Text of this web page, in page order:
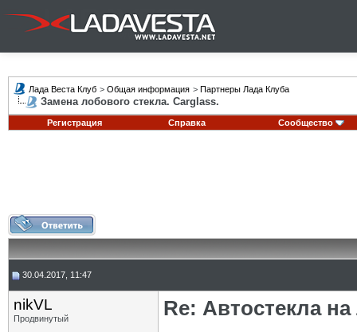
Лада Веста Клуб > Общая информация > Партнеры Лада Клуба
Замена лобового стекла. Carglass.
Регистрация Справка Сообщество
30.04.2017, 11:47
nikVL
Продвинутый
Re: Автостекла